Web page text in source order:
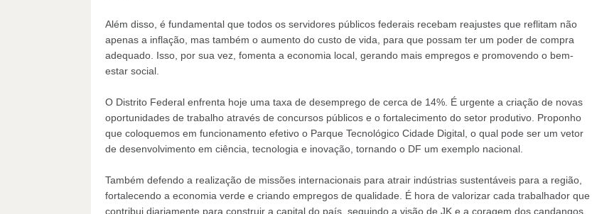
Além disso, é fundamental que todos os servidores públicos federais recebam reajustes que reflitam não
apenas a inflação, mas também o aumento do custo de vida, para que possam ter um poder de compra
adequado. Isso, por sua vez, fomenta a economia local, gerando mais empregos e promovendo o bem-
estar social.
O Distrito Federal enfrenta hoje uma taxa de desemprego de cerca de 14%. É urgente a criação de novas
oportunidades de trabalho através de concursos públicos e o fortalecimento do setor produtivo. Proponho
que coloquemos em funcionamento efetivo o Parque Tecnológico Cidade Digital, o qual pode ser um vetor
de desenvolvimento em ciência, tecnologia e inovação, tornando o DF um exemplo nacional.
Também defendo a realização de missões internacionais para atrair indústrias sustentáveis para a região,
fortalecendo a economia verde e criando empregos de qualidade. É hora de valorizar cada trabalhador que
contribui diariamente para construir a capital do país, seguindo a visão de JK e a coragem dos candangos.